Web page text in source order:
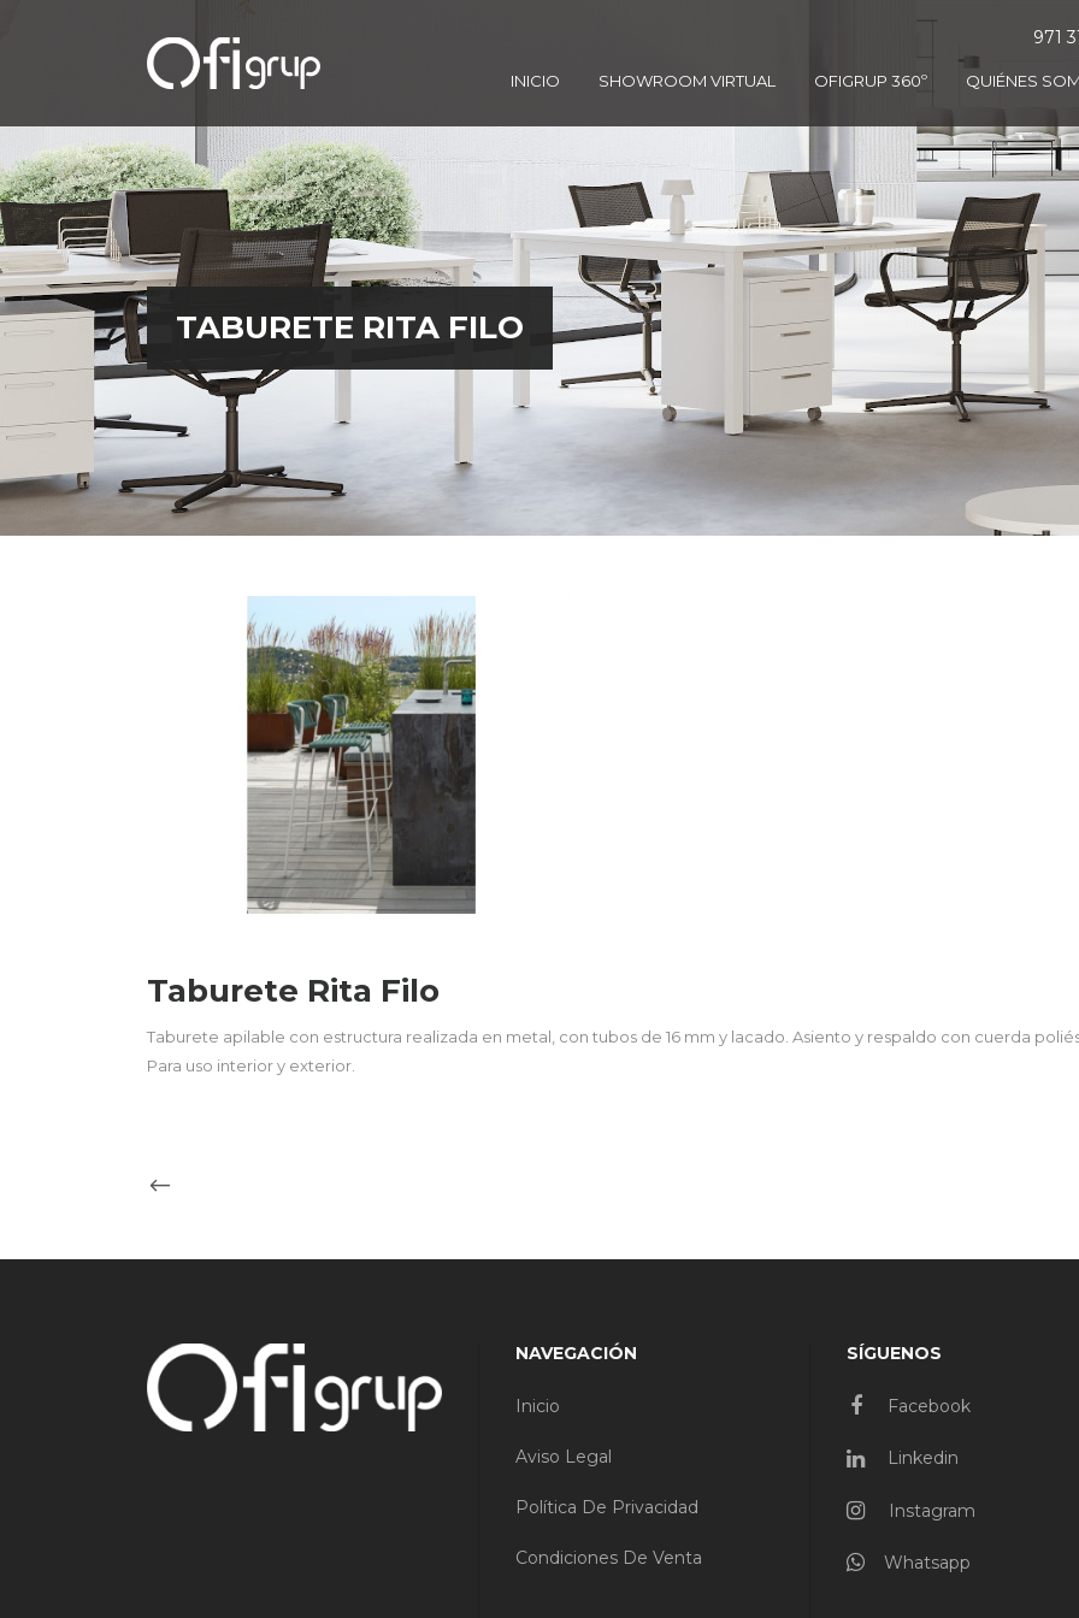
INICIO SHOWROOM VIRTUAL OFIGRUP 360º QUIÉNES
971
TABURETE RITA FILO
Taburete Rita Filo
Taburete apilable con estructura realizada en metal, con tubos de 16 mm y lacado. Asiento y respaldo con cuerda
Para uso interior y exterior.
NAVEGACIÓN
Inicio
Aviso Legal
Política De Privacidad
Condiciones De Venta
SÍGUENOS
Facebook
Linkedin
Instagram
Whatsapp